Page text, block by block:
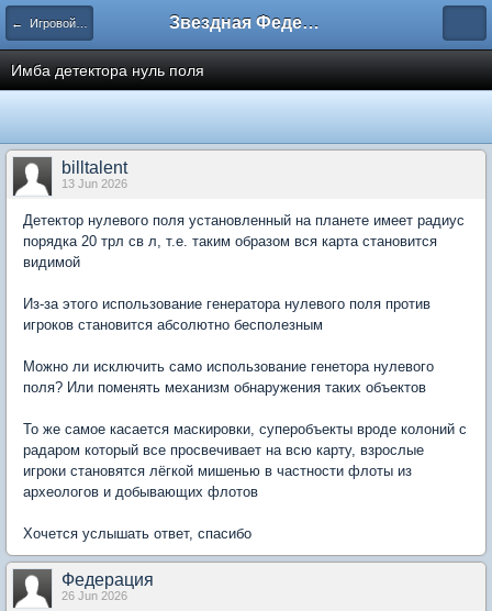
← Игровой процесс Звездная Федерация
Имба детектора нуль поля
billtalent
13 Jun 2026
Детектор нулевого поля установленный на планете имеет радиус
порядка 20 трл св л, т.е. таким образом вся карта становится
видимой
Из-за этого использование генератора нулевого поля против
игроков становится абсолютно бесполезным
Можно ли исключить само использование генетора нулевого
поля? Или поменять механизм обнаружения таких объектов
То же самое касается маскировки, суперобъекты вроде колоний с
радаром который все просвечивает на всю карту, взрослые
игроки становятся лёгкой мишенью в частности флоты из
археологов и добывающих флотов
Хочется услышать ответ, спасибо
Федерация
26 Jun 2026